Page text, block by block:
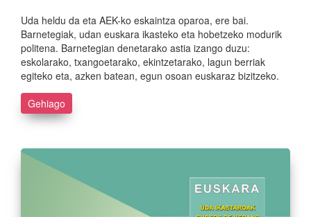
Uda heldu da eta AEK-ko eskaintza oparoa, ere bai.
Barnetegiak, udan euskara ikasteko eta hobetzeko modurik
politena. Barnetegian denetarako astia izango duzu:
eskolarako, txangoetarako, ekintzetarako, lagun berriak
egiteko eta, azken batean, egun osoan euskaraz bizitzeko.
Gehiago